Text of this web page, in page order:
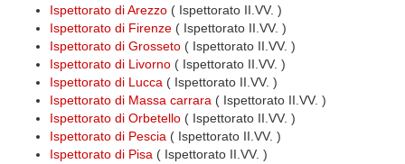
Ispettorato di Arezzo ( Ispettorato II.VV. )
Ispettorato di Firenze ( Ispettorato II.VV. )
Ispettorato di Grosseto ( Ispettorato II.VV. )
Ispettorato di Livorno ( Ispettorato II.VV. )
Ispettorato di Lucca ( Ispettorato II.VV. )
Ispettorato di Massa carrara ( Ispettorato II.VV. )
Ispettorato di Orbetello ( Ispettorato II.VV. )
Ispettorato di Pescia ( Ispettorato II.VV. )
Ispettorato di Pisa ( Ispettorato II.VV. )